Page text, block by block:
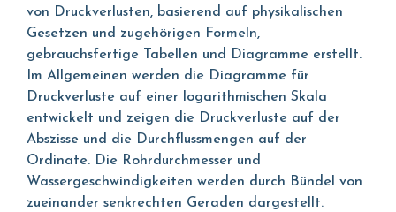
von Druckverlusten, basierend auf physikalischen
Gesetzen und zugehörigen Formeln,
gebrauchsfertige Tabellen und Diagramme erstellt.
Im Allgemeinen werden die Diagramme für
Druckverluste auf einer logarithmischen Skala
entwickelt und zeigen die Druckverluste auf der
Abszisse und die Durchflussmengen auf der
Ordinate. Die Rohrdurchmesser und
Wassergeschwindigkeiten werden durch Bündel von
zueinander senkrechten Geraden dargestellt.